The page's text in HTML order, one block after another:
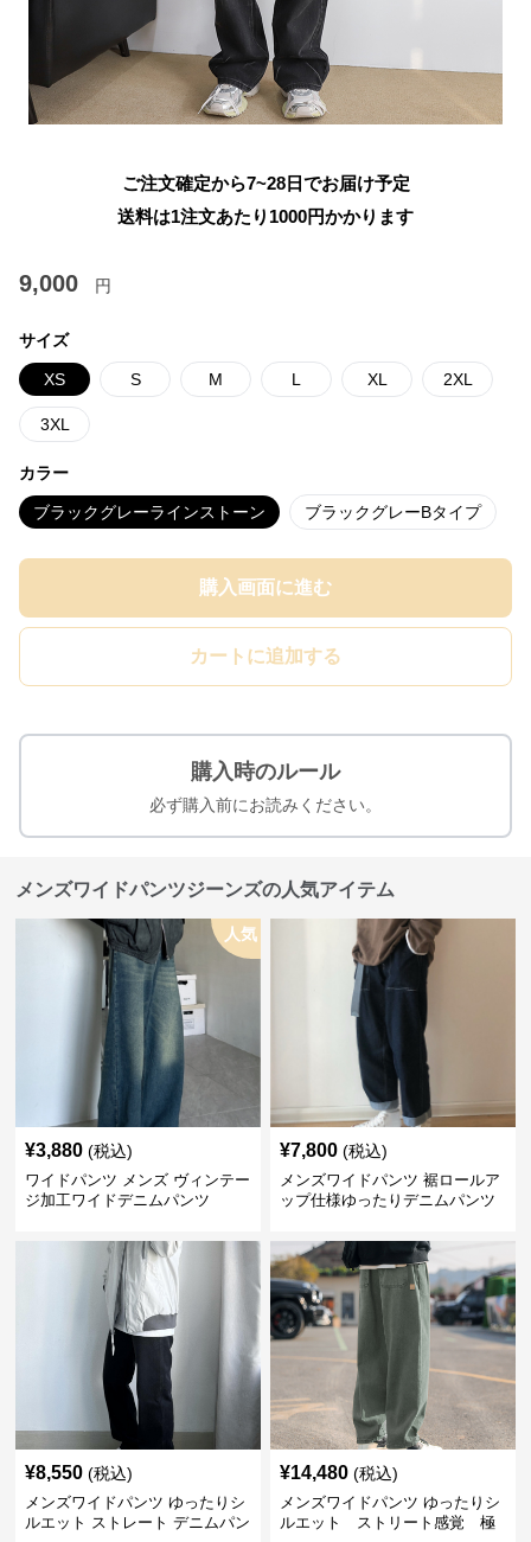
ご注文確定から7~28日でお届け予定
送料は1注文あたり 1000円かかります
9,000 円
サイズ
XS S M L XL 2XL
3XL
カラー
ブラックグレーラインストーン ブラックグレーBタイプ
購入画面に進む
カートに追加する
購入時のルール
必ず購入前にお読みください。
メンズワイドパンツジーンズの人気アイテム
人気
¥3,880 (税込)
ワイドパンツ メンズ ヴィンテー
ジ加工ワイドデニムパンツ
¥7,800 (税込)
メンズワイドパンツ 裾ロールア
ップ仕様ゆったりデニムパンツ
¥8,550 (税込)
メンズワイドパンツ ゆったりシ
ルエット ストレート デニムパン
¥14,480 (税込)
メンズワイドパンツ ゆったりシ
ルエット ストリート感覚 極